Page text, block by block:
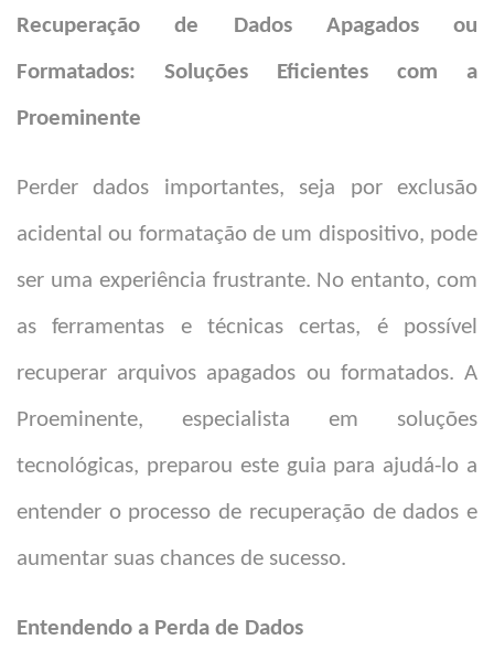
Recuperação de Dados Apagados ou
Formatados: Soluções Eficientes com a
Proeminente
Perder dados importantes, seja por exclusão
acidental ou formatação de um dispositivo, pode
ser uma experiência frustrante. No entanto, com
as ferramentas e técnicas certas, é possível
recuperar arquivos apagados ou formatados. A
Proeminente, especialista em soluções
tecnológicas, preparou este guia para ajudá-lo a
entender o processo de recuperação de dados e
aumentar suas chances de sucesso.
Entendendo a Perda de Dados